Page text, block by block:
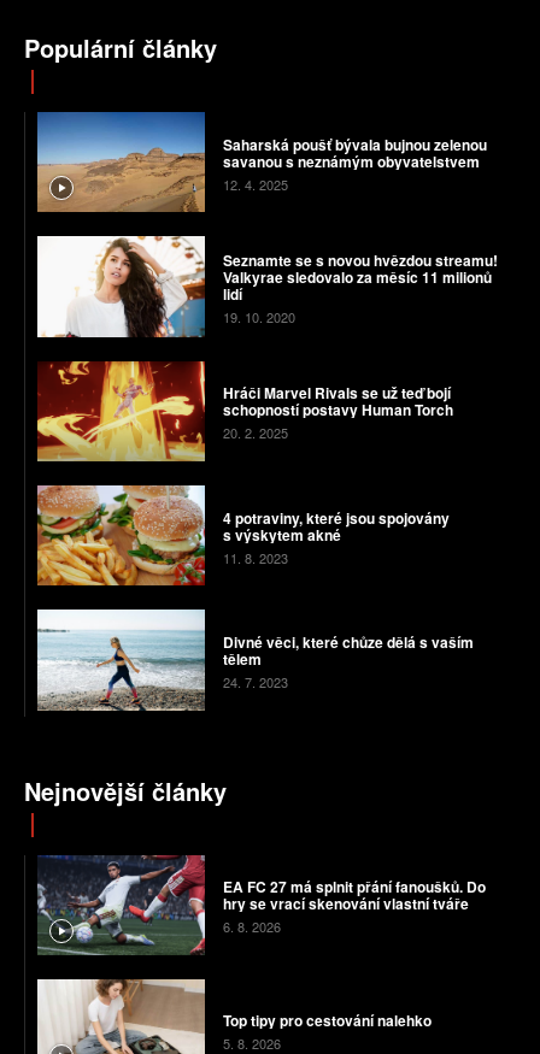
Populární články
Saharská poušť bývala bujnou zelenou
savanou s neznámým obyvatelstvem
12. 4. 2025
Seznamte se s novou hvězdou streamu!
Valkyrae sledovalo za měsíc 11 milionů
lidí
19. 10. 2020
Hráči Marvel Rivals se už teď bojí
schopností postavy Human Torch
20. 2. 2025
4 potraviny, které jsou spojovány
s výskytem akné
11. 8. 2023
Divné věci, které chůze dělá s vaším
tělem
24. 7. 2023
Nejnovější články
EA FC 27 má splnit přání fanoušků. Do
hry se vrací skenování vlastní tváře
6. 8. 2026
Top tipy pro cestování nalehko
5. 8. 2026